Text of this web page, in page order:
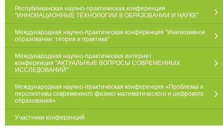
Республиканская научно-практическая конференция
"ИННОВАЦИОННЫЕ ТЕХНОЛОГИИ В ОБРАЗОВАНИИ И НАУКЕ"
Международная научно-практическая конференция "Инклюзивное
образование: теория и практика"
Международная научно-практическая интернет
конференция "АКТУАЛЬНЫЕ ВОПРОСЫ СОВРЕМЕННЫХ
ИССЛЕДОВАНИЙ"
Международная научно-практическая конференция «Проблемы и
перспективы современного физико-математического и цифрового
образования»
Участники конференций